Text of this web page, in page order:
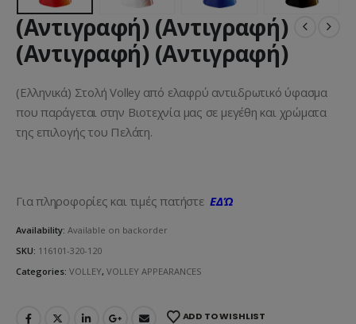
(Αντιγραφή) (Αντιγραφή)
(Αντιγραφή) (Αντιγραφή)
(Ελληνικά) Στολή Volley από ελαφρύ αντιιδρωτικό ύφασμα
που παράγεται στην Βιοτεχνία μας σε μεγέθη και χρώματα
της επιλογής του Πελάτη.
Για πληροφορίες και τιμές πατήστεΕΔΏ
Availability: Available on backorder
SKU: 116101-320-120
Categories: VOLLEY, VOLLEY APPEARANCES
ADD TO WISHLIST